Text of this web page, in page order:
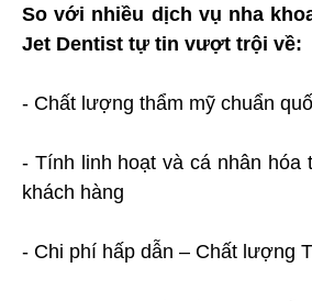
So với nhiều dịch vụ nha
Jet Dentist tự tin vượt trội về:
- Chất lượng thẩm mỹ chuẩn
- Tính linh hoạt và cá nhân hóa
khách hàng
- Chi phí hấp dẫn – Chất lượng